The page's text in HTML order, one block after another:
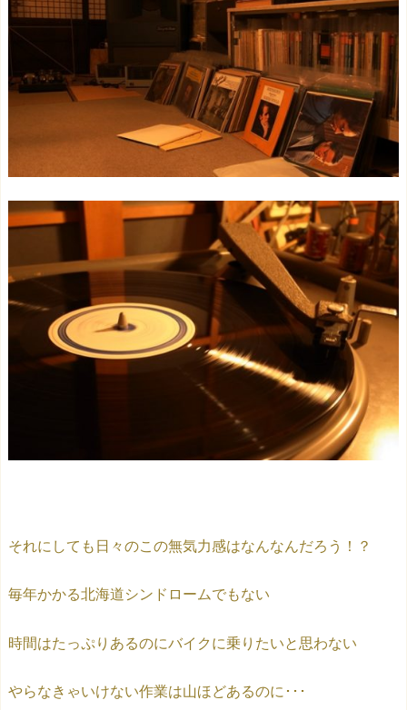
それにしても日々のこの無気力感はなんなんだろう！？
毎年かかる北海道シンドロームでもない
時間はたっぷりあるのにバイクに乗りたいと思わない
やらなきゃいけない作業は山ほどあるのに･･･